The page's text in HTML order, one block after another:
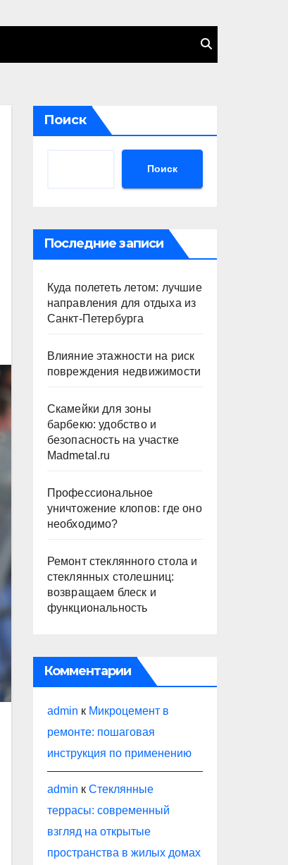
Поиск
Поиск
Последние записи
Куда полететь летом: лучшие
направления для отдыха из
Санкт-Петербурга
Влияние этажности на риск
повреждения недвижимости
Скамейки для зоны
барбекю: удобство и
безопасность на участке
Madmetal.ru
Профессиональное
уничтожение клопов: где оно
необходимо?
Ремонт стеклянного стола и
стеклянных столешниц:
возвращаем блеск и
функциональность
Комментарии
admin к Микроцемент в
ремонте: пошаговая
инструкция по применению
admin к Стеклянные
террасы: современный
взгляд на открытые
пространства в жилых домах